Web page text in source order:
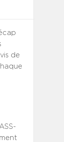
de